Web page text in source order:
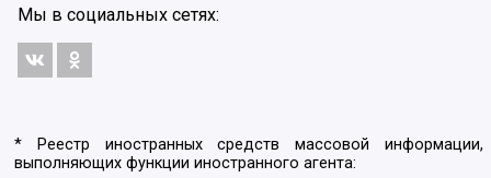
Мы в социальных сетях:
* Реестр иностранных средств массовой информации,
выполняющих функции иностранного агента: